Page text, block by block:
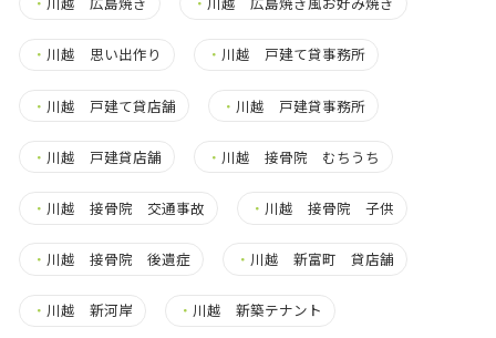
・ 川越 思い出作り ・ 川越 戸建て貸事務所
・ 川越 戸建て貸店舗 ・ 川越 戸建貸事務所
・ 川越 戸建貸店舗 ・ 川越 接骨院 むちうち
・ 川越 接骨院 交通事故 ・ 川越 接骨院 子供
・ 川越 接骨院 後遺症 ・ 川越 新富町 貸店舗
・ 川越 新河岸 ・ 川越 新築テナント